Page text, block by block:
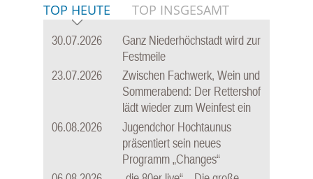
TOP HEUTE TOP INSGESAMT
30.07.2026
Ganz Niederhöchstadt wird zur
Festmeile
23.07.2026
Zwischen Fachwerk, Wein und
Sommerabend: Der Rettershof
lädt wieder zum Weinfest ein
06.08.2026
Jugendchor Hochtaunus
präsentiert sein neues
Programm „Changes“